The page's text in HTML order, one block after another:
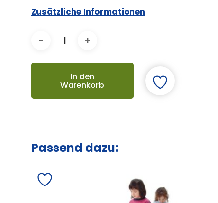
Zusätzliche Informationen
In den
Warenkorb
Passend dazu: